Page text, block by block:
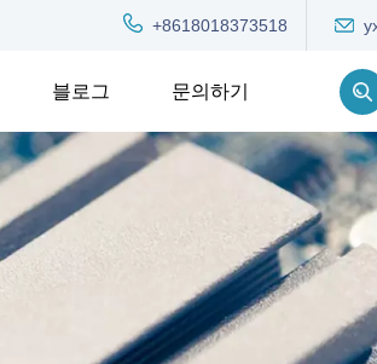
+8618018373518
블로그 문의하기